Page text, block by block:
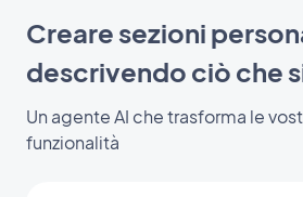
Creare sezioni
descrivendo ciò che
Un agente AI che trasforma le
funzionalità